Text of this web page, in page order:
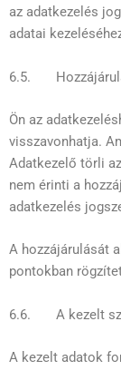
az adatkezelés
adatai
6.5.
Ön az
visszavonhatja.
Adatkezelő törli
nem érinti a
adatkezelés
A hozzájárulását
pontokban
6.6. A kezelt
A kezelt adatok